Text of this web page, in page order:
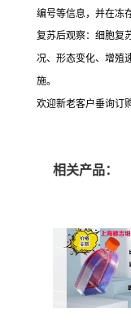
编号等信息，并在冻
复苏后观察：细胞复
况、形态变化、增殖
施。
欢迎新老客户垂询订购
相关产品：